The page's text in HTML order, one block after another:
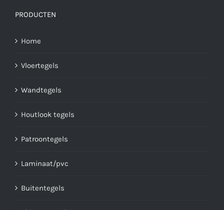
PRODUCTEN
Home
Vloertegels
Wandtegels
Houtlook tegels
Patroontegels
Laminaat/pvc
Buitentegels